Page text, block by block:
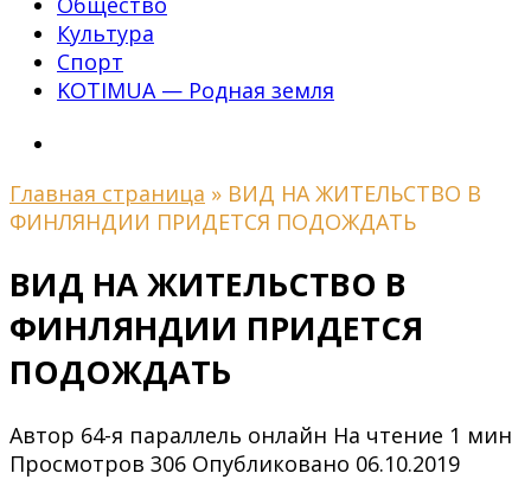
Культура
Спорт
KOTIMUA — Родная земля
Главная страница » ВИД НА ЖИТЕЛЬСТВО В
ФИНЛЯНДИИ ПРИДЕТСЯ ПОДОЖДАТЬ
ВИД НА ЖИТЕЛЬСТВО В
ФИНЛЯНДИИ ПРИДЕТСЯ
ПОДОЖДАТЬ
Автор 64-я параллель онлайн На чтение 1 мин
Просмотров 306 Опубликовано 06.10.2019